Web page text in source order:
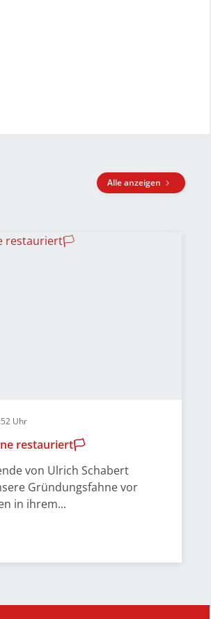
Alle anzeigen
Uhr
restauriert🏳️
von Ulrich Schabert
Gründungsfahne vor
in ihrem...